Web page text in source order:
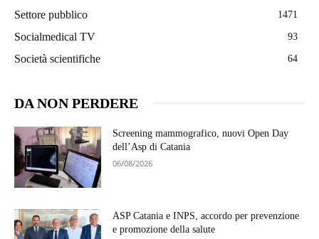
Settore pubblico 1471
Socialmedical TV 93
Società scientifiche 64
DA NON PERDERE
Screening mammografico, nuovi Open Day
dell’Asp di Catania
06/08/2026
ASP Catania e INPS, accordo per prevenzione
e promozione della salute